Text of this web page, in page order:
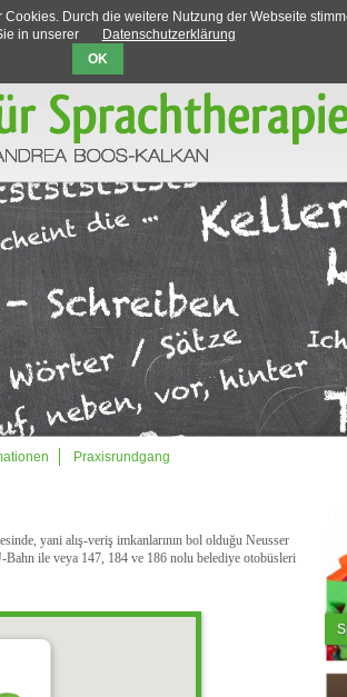
Praxisrundgang
yani alış-veriş imkanlarının bol olduğu Neusser
Bahn ile veya 147, 184 ve 186 nolu belediye otobüsleri
Durch die weitere Nutzung der Webseite
in unserer
Datenschutzerklärung
OK